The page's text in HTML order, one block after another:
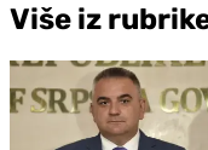
Više iz